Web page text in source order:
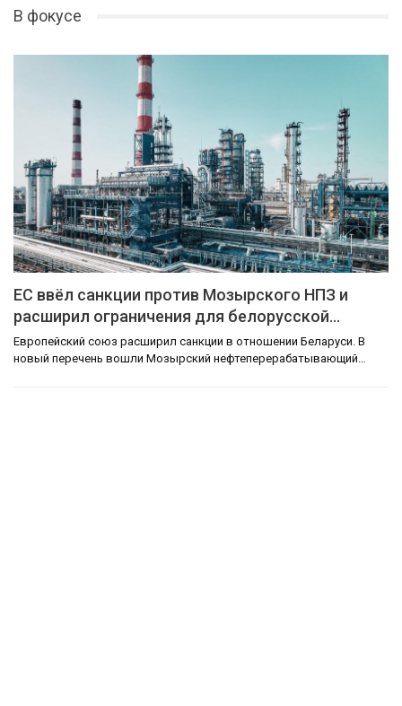
В фокусе
ЕС ввёл санкции против Мозырского НПЗ и
расширил ограничения для белорусской…
Европейский союз расширил санкции в отношении Беларуси. В
новый перечень вошли Мозырский нефтеперерабатывающий…